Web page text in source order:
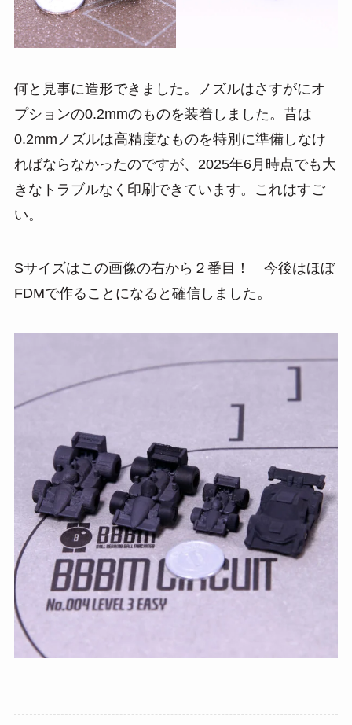
何と見事に造形できました。ノズルはさすがにオ
プションの0.2mmのものを装着しました。昔は
0.2mmノズルは高精度なものを特別に準備しなけ
ればならなかったのですが、2025年6月時点でも大
きなトラブルなく印刷できています。これはすご
い。
Sサイズはこの画像の右から２番目！ 今後はほぼ
FDMで作ることになると確信しました。